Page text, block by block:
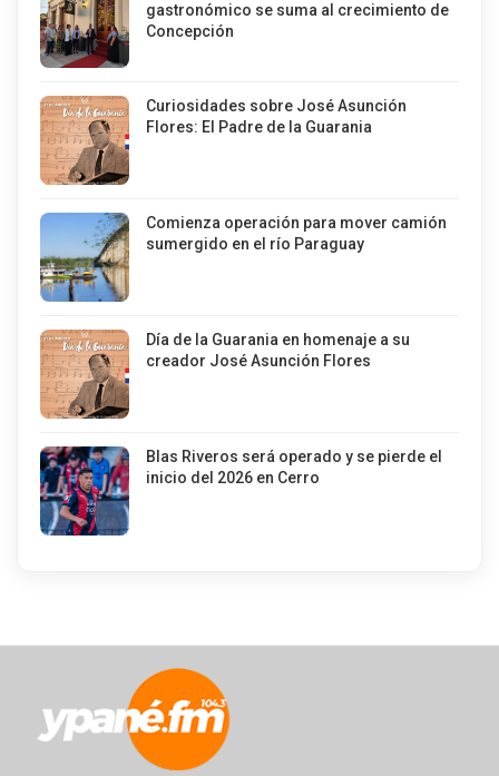
gastronómico se suma al crecimiento de
Concepción
Curiosidades sobre José Asunción
Flores: El Padre de la Guarania
Comienza operación para mover camión
sumergido en el río Paraguay
Día de la Guarania en homenaje a su
creador José Asunción Flores
Blas Riveros será operado y se pierde el
inicio del 2026 en Cerro